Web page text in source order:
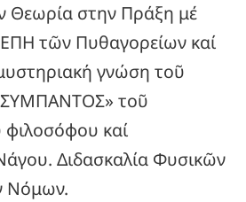
Θεωρία στην Πράξη μέ
τῶν Πυθαγορείων καί
γνώση τοῦ
τοῦ
καί
Διδασκαλία Φυσικῶν
Νόμων.